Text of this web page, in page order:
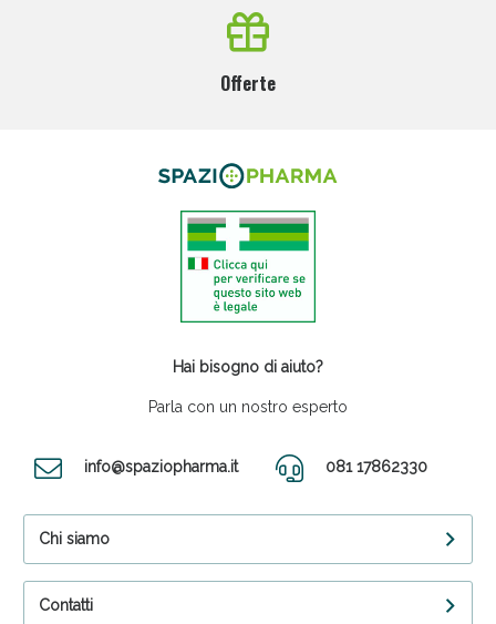
Offerte
Hai bisogno di aiuto?
Parla con un nostro esperto
info@spaziopharma.it 081 17862330
Chi siamo
Contatti